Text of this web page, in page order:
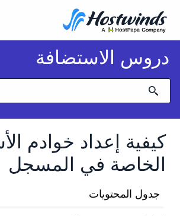
دروس الاستضافة
كيفية إعداد خوادم
الخاصة في المسجل
جدول المحتويات